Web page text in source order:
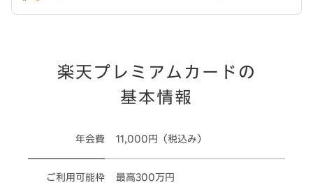
楽天プレミアムカードの
基本情報
年会費 11,000円（税込み）
ご利用可能枠 最高300万円